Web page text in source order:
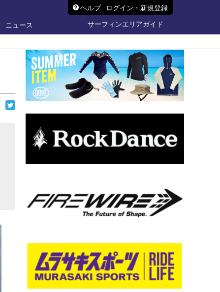
ヘルプ ログイン・新規登録
ニュース
サーフィンエリアガイド